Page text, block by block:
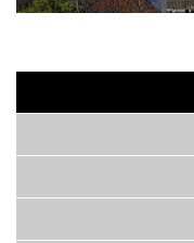
地上の楽園！タヒチボラ
西オーストラリアの秘境、